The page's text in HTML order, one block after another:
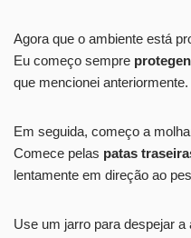
Agora que o ambiente está
Eu começo sempre
que mencionei anteriormente.
Em seguida, começo a
Comece pelas patas
lentamente em direção ao
Use um jarro para despejar